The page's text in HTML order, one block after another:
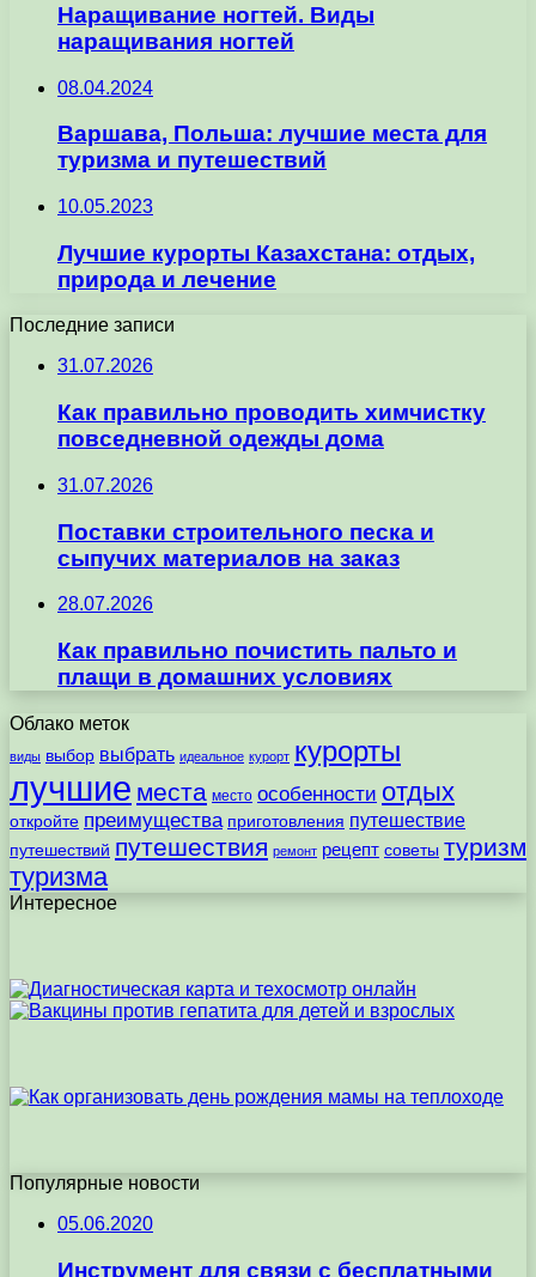
Наращивание ногтей. Виды
наращивания ногтей
08.04.2024
Варшава, Польша: лучшие места для
туризма и путешествий
10.05.2023
Лучшие курорты Казахстана: отдых,
природа и лечение
Последние записи
31.07.2026
Как правильно проводить химчистку
повседневной одежды дома
31.07.2026
Поставки строительного песка и
сыпучих материалов на заказ
28.07.2026
Как правильно почистить пальто и
плащи в домашних условиях
Облако меток
виды выбор выбрать идеальное курорт курорты
лучшие места место особенности отдых
откройте преимущества приготовления путешествие
путешествий путешествия ремонт рецепт советы туризм
туризма
Интересное
Популярные новости
05.06.2020
Инструмент для связи с бесплатными